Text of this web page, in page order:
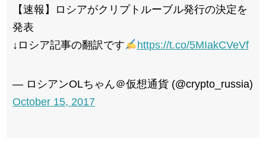
【速報】ロシアがクリプトルーブル発行の決定を
発表
↓ロシア記事の翻訳です
https://t.co/5MIakCVeVf
— ロシアンOLちゃん＠仮想通貨 (@crypto_russia)
October 15, 2017